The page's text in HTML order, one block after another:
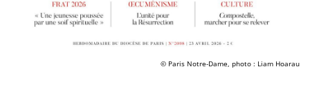
© Paris Notre-Dame, photo : Liam Hoarau